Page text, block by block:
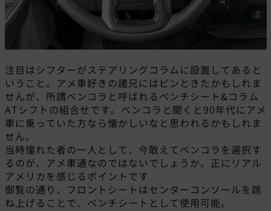
注目はシフターがステアリングコラムに設置してあると
いうこと。アメ車好きの諸兄にはピンときたかもしれま
せんが、所謂ベンコラと呼ばれるベンチシート&コラム
ATシフトの組合せです。ベンコラと聞くと90年代にアメ
車に乗っていた方なら懐かしいなと思われるかもしれま
せん。
当時憧れた者の一人として、今敢えてベンコラを選択す
るのが、アメ車通なのではないでしょうか。正にリアル
アメリカを感じるポイントです
御覧の通り、フロントシートはセンターコンソールを跳
ね上げることで、ベンチシートとして使用可能。